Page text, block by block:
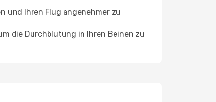
und Ihren Flug angenehmer zu
die Durchblutung in Ihren Beinen zu